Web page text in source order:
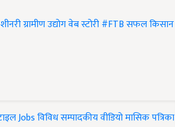
ग्रामीण उद्योगवेब स्टोरी#FTBसफल किसान
Jobsविविधसम्पादकीयवीडियोमासिक पत्रिका